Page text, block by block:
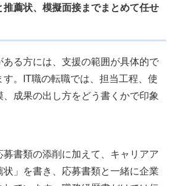
推薦状、模擬面接までまとめて任せ
ある方には、支援の範囲が具体的で
す。IT職の転職では、担当工程、使
、成果の出し方をどう書くかで印象
書類の添削に加えて、キャリアア
状」を書き、応募書類と一緒に企業